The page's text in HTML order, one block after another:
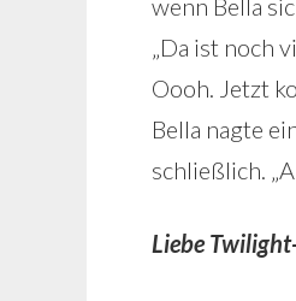
wenn Bella
„Da ist noch
Oooh. Jetzt
Bella nagte
schließlich.
Liebe